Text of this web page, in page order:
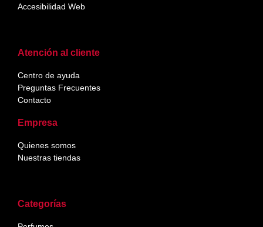
Categorías
Atención al cliente
Centro de ayuda
Preguntas Frecuentes
Contacto
Empresa
Quienes somos
Nuestras tiendas
Accesibilidad Web